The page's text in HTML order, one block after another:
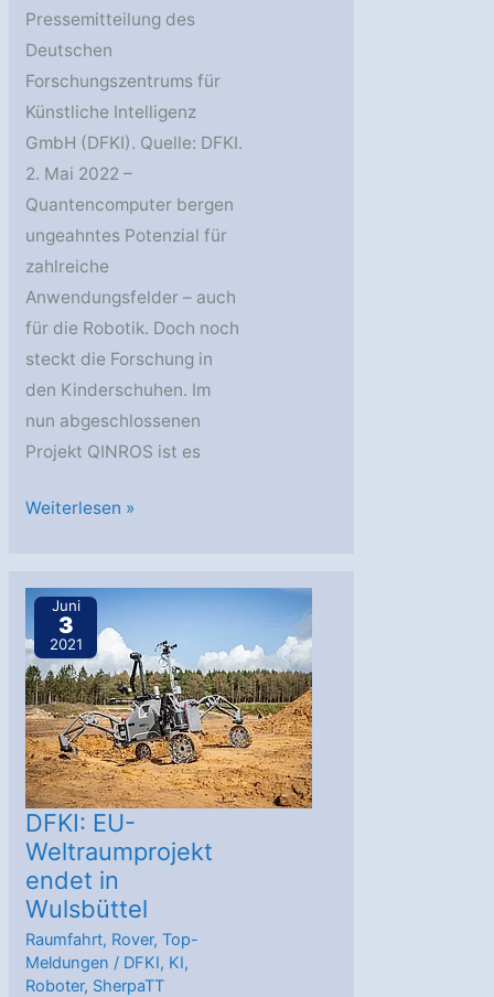
Pressemitteilung des
Deutschen
Forschungszentrums für
Künstliche Intelligenz
GmbH (DFKI). Quelle: DFKI.
2. Mai 2022 –
Quantencomputer bergen
ungeahntes Potenzial für
zahlreiche
Anwendungsfelder – auch
für die Robotik. Doch noch
steckt die Forschung in
den Kinderschuhen. Im
nun abgeschlossenen
Projekt QINROS ist es
DFKI:
quantengestützten
Weltraumerkundung
Weiterlesen »
Juni
3
2021
DFKI: EU-
Weltraumprojekt
endet in
Wulsbüttel
Raumfahrt, Rover,Top-
Meldungen / DFKI, KI,
Roboter, SherpaTT